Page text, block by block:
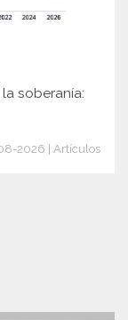
soberanía:
2026 | Artículos